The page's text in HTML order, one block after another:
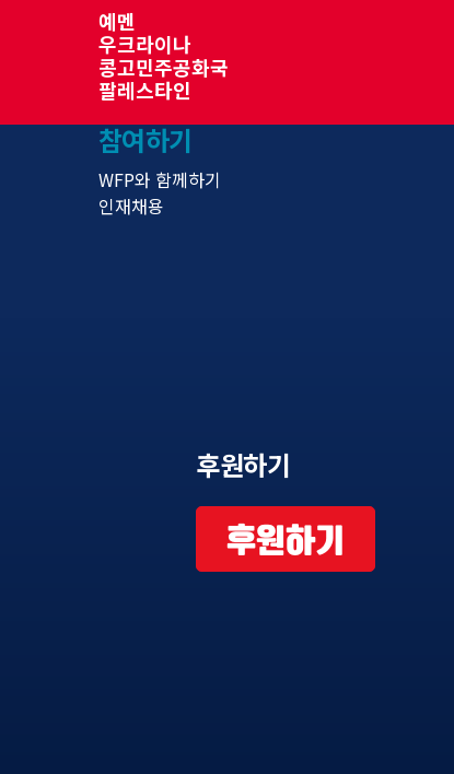
예멘
우크라이나
콩고민주공화국
팔레스타인
참여하기
WFP와 함께하기
인재채용
후원하기
후원하기